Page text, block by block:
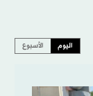
اليوم الأسبوع